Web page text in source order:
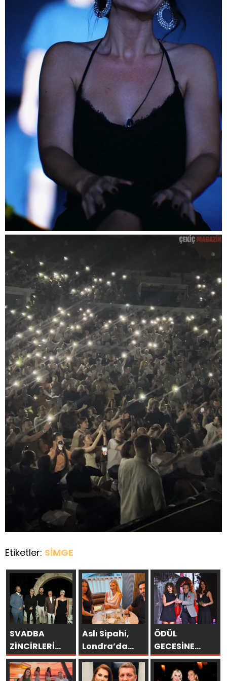
Etiketler: SİMGE
SVADBA
ZİNCİRLERİ
SAHİBİ SEMİH
HOT
Aslı Sipahi,
Londra’da
Dostlarıyla
Hasret
ÖDÜL
GECESİNE
AYDIN
ESKİKÖY